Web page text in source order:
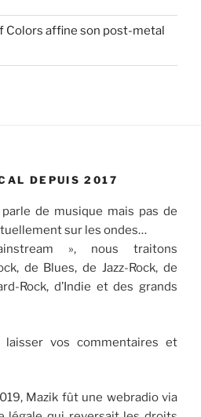
Colors affine son post-metal
DEPUIS 2017
de musique mais pas de
sur les ondes…
», nous traitons
de Blues, de Jazz-Rock, de
Rock, d’Indie et des grands
laisser vos commentaires et
Mazik fût une webradio via